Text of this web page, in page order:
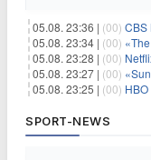
05.08. 23:36 | (00) CBS
05.08. 23:34 | (00) «The
05.08. 23:28 | (00)
05.08. 23:27 | (00)
05.08. 23:25 | (00)
SPORT-NEWS